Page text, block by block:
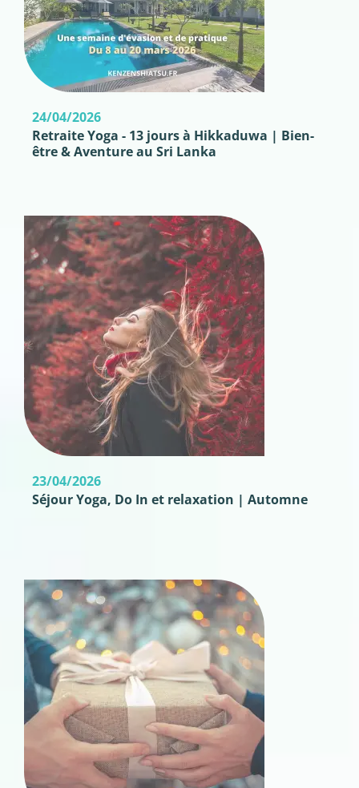
24/04/2026
Retraite Yoga - 13 jours à Hikkaduwa | Bien-
être & Aventure au Sri Lanka
23/04/2026
Séjour Yoga, Do In et relaxation | Automne